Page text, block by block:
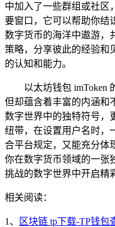
中加入了一些群组或社区
要窗口，它可以帮助你结
数字货币的海洋中遨游，
策略，分享彼此的经验和
的认知和能力。
以太坊钱包 imToken
但却蕴含着丰富的内涵和
数字世界中的独特符号，
纽带，在设置用户名时，
合平台规定，又能充分体
你在数字货币领域的一张
挑战的数字世界中开启精
相关阅读：
1、 区块链 tp下载-TP钱